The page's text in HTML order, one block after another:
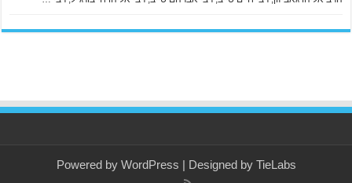
Powered by WordPress | Designed by TieLabs